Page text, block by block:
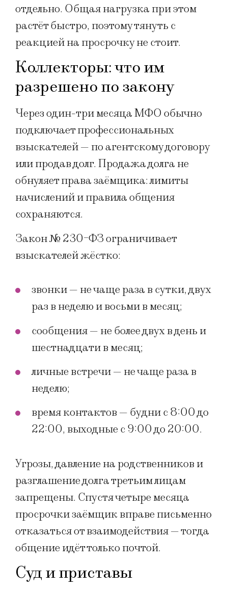
отдельно. Общая нагрузка при этом
растёт быстро, поэтому тянуть с
реакцией на просрочку не стоит.
Коллекторы: что им
разрешено по закону
Через один-три месяца МФО обычно
подключает профессиональных
взыскателей — по агентскому договору
или продав долг. Продажа долга не
обнуляет права заёмщика: лимиты
начислений и правила общения
сохраняются.
Закон № 230-ФЗ ограничивает
взыскателей жёстко:
звонки — не чаще раза в сутки, двух
раз в неделю и восьми в месяц;
сообщения — не более двух в день и
шестнадцати в месяц;
личные встречи — не чаще раза в
неделю;
время контактов — будни с 8:00 до
22:00, выходные с 9:00 до 20:00.
Угрозы, давление на родственников и
разглашение долга третьим лицам
запрещены. Спустя четыре месяца
просрочки заёмщик вправе письменно
отказаться от взаимодействия — тогда
общение идёт только почтой.
Суд и приставы